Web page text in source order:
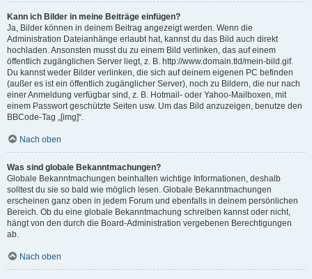
Kann ich Bilder in meine Beiträge einfügen?
Ja, Bilder können in deinem Beitrag angezeigt werden. Wenn die
Administration Dateianhänge erlaubt hat, kannst du das Bild auch direkt
hochladen. Ansonsten musst du zu einem Bild verlinken, das auf einem
öffentlich zugänglichen Server liegt, z. B. http://www.domain.tld/mein-bild.gif.
Du kannst weder Bilder verlinken, die sich auf deinem eigenen PC befinden
(außer es ist ein öffentlich zugänglicher Server), noch zu Bildern, die nur nach
einer Anmeldung verfügbar sind, z. B. Hotmail- oder Yahoo-Mailboxen, mit
einem Passwort geschützte Seiten usw. Um das Bild anzuzeigen, benutze den
BBCode-Tag „[img]“.
Nach oben
Was sind globale Bekanntmachungen?
Globale Bekanntmachungen beinhalten wichtige Informationen, deshalb
solltest du sie so bald wie möglich lesen. Globale Bekanntmachungen
erscheinen ganz oben in jedem Forum und ebenfalls in deinem persönlichen
Bereich. Ob du eine globale Bekanntmachung schreiben kannst oder nicht,
hängt von den durch die Board-Administration vergebenen Berechtigungen
ab.
Nach oben